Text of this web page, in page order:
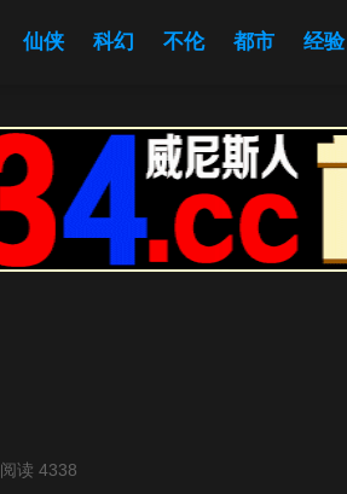
仙侠 科幻 不伦 都市 经验
阅读 4338